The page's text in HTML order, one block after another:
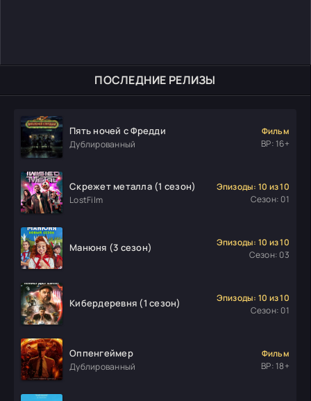
ПОСЛЕДНИЕ РЕЛИЗЫ
Пять ночей с Фредди
Дублированный
Фильм
ВР: 16+
Скрежет металла (1 сезон)
LostFilm
Эпизоды: 10 из 10
Сезон: 01
Манюня (3 сезон)
Эпизоды: 10 из 10
Сезон: 03
Кибердеревня (1 сезон)
Эпизоды: 10 из 10
Сезон: 01
Оппенгеймер
Дублированный
Фильм
ВР: 18+